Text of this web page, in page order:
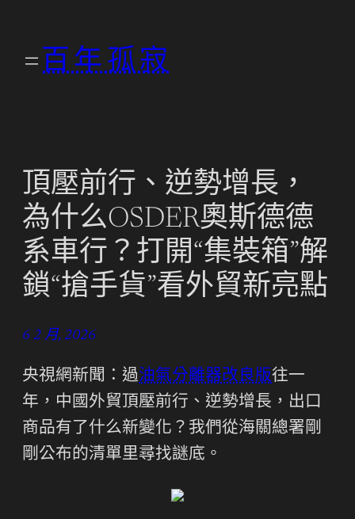
百年孤寂
頂壓前行、逆勢增長，
為什么OSDER奧斯德德
系車行？打開“集裝箱”解
鎖“搶手貨”看外貿新亮點
6 2 月, 2026
央視網新聞：過油氣分離器改良版往一
年，中國外貿頂壓前行、逆勢增長，出口
商品有了什么新變化？我們從海關總署剛
剛公布的清單里尋找謎底。